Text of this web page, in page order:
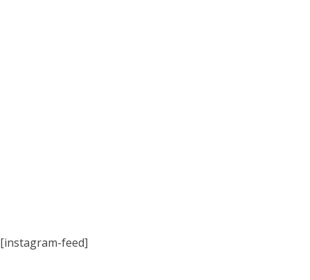
[instagram-feed]